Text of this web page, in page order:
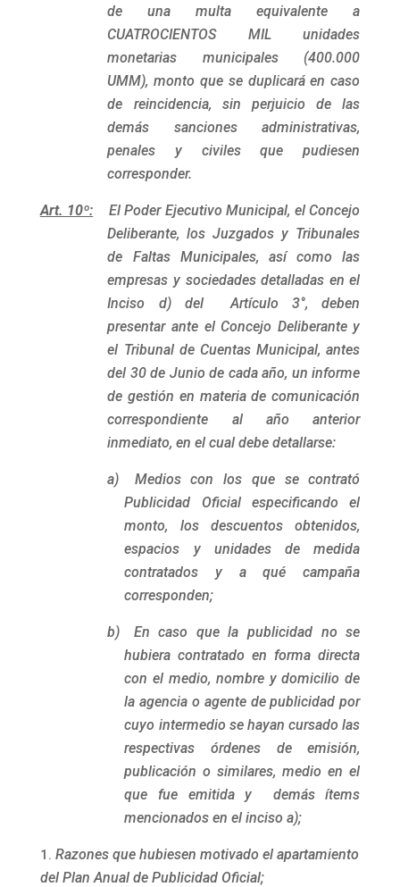
de una multa equivalente a
CUATROCIENTOS MIL unidades
monetarias municipales (400.000
UMM), monto que se duplicará en caso
de reincidencia, sin perjuicio de las
demás sanciones administrativas,
penales y civiles que pudiesen
corresponder.
Art. 10º: El Poder Ejecutivo Municipal, el Concejo
Deliberante, los Juzgados y Tribunales
de Faltas Municipales, así como las
empresas y sociedades detalladas en el
Inciso d) del Artículo 3°, deben
presentar ante el Concejo Deliberante y
el Tribunal de Cuentas Municipal, antes
del 30 de Junio de cada año, un informe
de gestión en materia de comunicación
correspondiente al año anterior
inmediato, en el cual debe detallarse:
a)
Medios con los que se contrató
Publicidad Oficial especificando el
monto, los descuentos obtenidos,
espacios y unidades de medida
contratados y a qué campaña
corresponden;
b)
En caso que la publicidad no se
hubiera contratado en forma directa
con el medio, nombre y domicilio de
la agencia o agente de publicidad por
cuyo intermedio se hayan cursado las
respectivas órdenes de emisión,
publicación o similares, medio en el
que fue emitida y demás ítems
mencionados en el inciso a);
Razones que hubiesen motivado el apartamiento
del Plan Anual de Publicidad Oficial;